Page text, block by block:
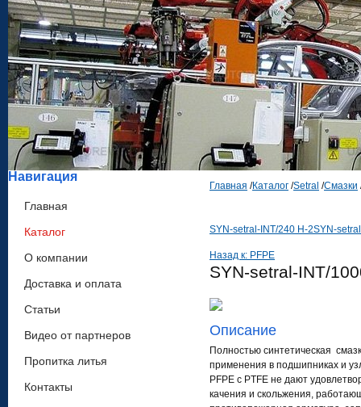
Навигация
Главная
Каталог
О компании
Доставка и оплата
Статьи
Видео от партнеров
Пропитка литья
Контакты
Главная /Каталог /Setral /Смазки
SYN-setral-INT/240 H-2SYN-
Назад к: PFPE
SYN-setral-INT/
Описание
Полностью синтетическая
применения в подшипниках и
PFPE с PTFE не дают
качения и скольжения,